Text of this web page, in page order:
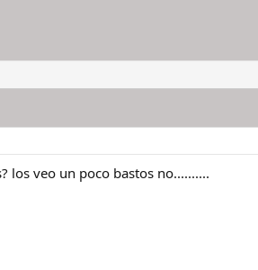
los veo un poco bastos no..........